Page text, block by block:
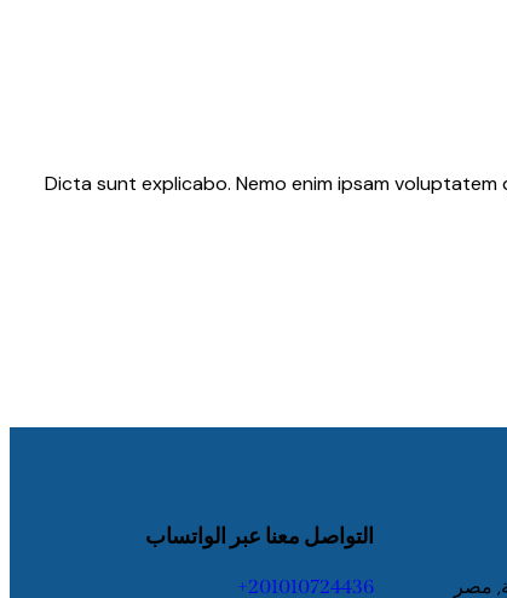
Dicta sunt explicabo. Nemo enim ipsam
مصر
التواصل معنا عبر الواتساب
201010724436+